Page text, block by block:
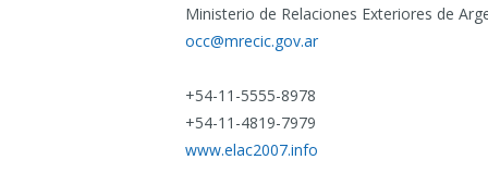
Ministerio de Relaciones Exteriores de
occ@mrecic.gov.ar
+54-11-5555-8978
+54-11-4819-7979
www.elac2007.info